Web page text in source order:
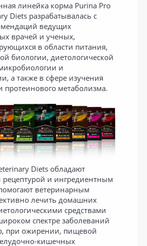
линейка корма Purina Pro
Diets разрабатывалась с
ведущих
врачей и ученых,
в области питания,
биологии, диетологической
и
а также в сфере изучения
протеинового метаболизма.
Diets обладают
и ингредиентным
ветеринарным
лечить домашних
средствами
спектре заболеваний
при ожирении, пищевой
кишечных